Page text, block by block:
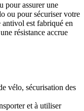
pour assurer une
ou pour sécuriser votre
est fabriqué en
résistance accrue
vélo, sécurisation des
et à utiliser